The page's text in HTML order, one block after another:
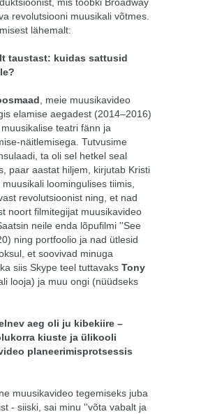
mis toobki Broadway
revolutsiooni muusikali võtmes.
lähemalt:
taustast: kuidas sattusid
, meie muusikavideo
elamise aegadest (2014–2016)
teatri fänn ja
näitlemisega. Tutvusime
ta oli sel hetkel seal
paar aastat hiljem, kirjutab Kristi
loomingulises tiimis,
revolutsioonist ning, et nad
noort filmitegijat muusikavideo
neile enda lõpufilmi ''See
ning portfoolio ja nad ütlesid
et soovivad minuga
siis Skype teel tuttavaks Tony
looja) ja muu ongi (nüüdseks
aeg oli ju kibekiire –
kiuste ja ülikooli
planeerimisprotsessis
muusikavideo tegemiseks juba
- siiski, sai minu ''võta vabalt ja